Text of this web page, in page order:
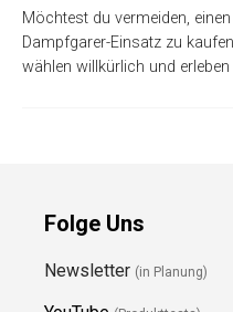
Möchtest du vermeiden,
Dampfgarer-Einsatz zu
wählen willkürlich und
Folge Uns
Newsletter (in Planung)